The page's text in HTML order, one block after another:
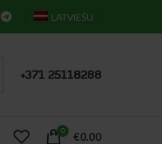
LATVIEŠU
+371 25118288
0 €0.00